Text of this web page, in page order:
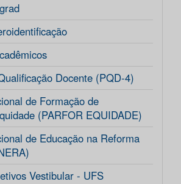
Docente (PQD-4)
de Formação de
(PARFOR EQUIDADE)
de Educação na Reforma
Vestibular - UFS